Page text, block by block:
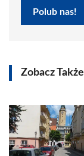
Polub nas!
Zobacz Także